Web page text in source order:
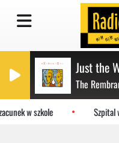
Just the
The
w szkole Szpital